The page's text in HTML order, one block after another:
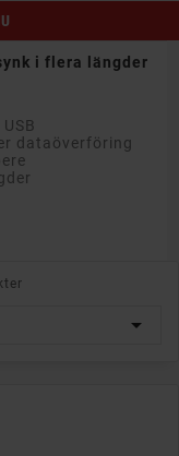
i flera längder
